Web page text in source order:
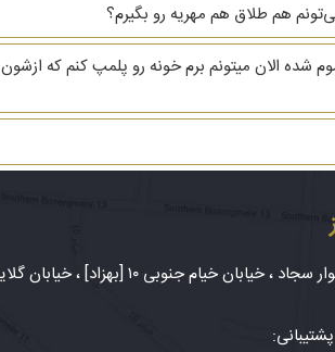
تموم شده الان میتونم برم خونه رو پلمپ کنم که ازشون